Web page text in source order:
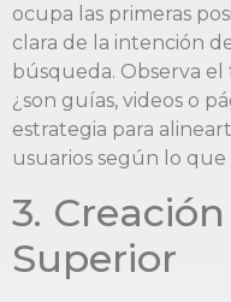
ocupa las primeras
clara de la intención
búsqueda. Observa
¿son guías, videos o
estrategia para
usuarios según lo que
3.
Superior